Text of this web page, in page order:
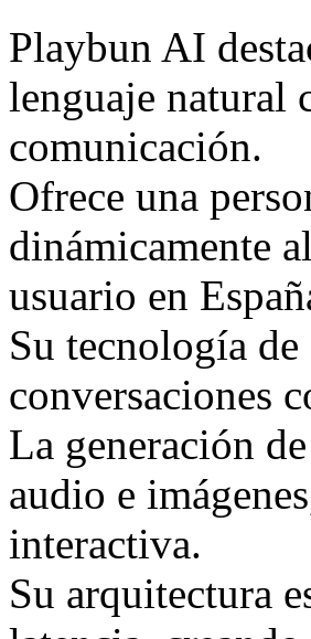
Playbun AI
lenguaje natural
comunicación.
Ofrece una
dinámicamente
usuario en
Su tecnología
conversaciones
La generación
audio e
interactiva.
Su arquitectura